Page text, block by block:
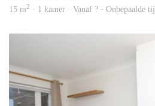
15 m2 · 1 kamer · Vanaf ? - Onbepaalde